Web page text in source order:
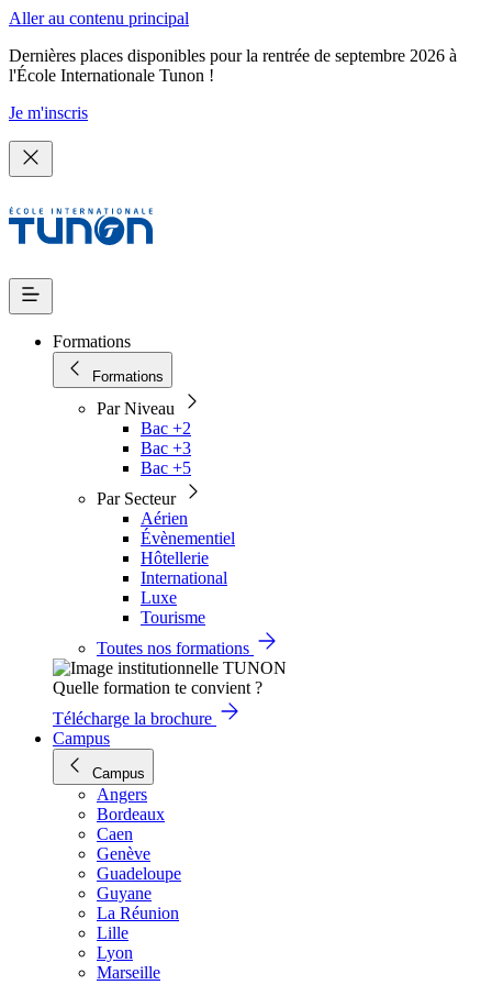
Aller au contenu principal
Dernières places disponibles pour la rentrée de septembre 2026 à
l'École Internationale Tunon !
Je m'inscris
Formations
Formations
Par Niveau
Bac +2
Bac +3
Bac +5
Par Secteur
Aérien
Évènementiel
Hôtellerie
International
Luxe
Tourisme
Toutes nos formations
Quelle formation te convient ?
Télécharge la brochure
Campus
Campus
Angers
Bordeaux
Caen
Genève
Guadeloupe
Guyane
La Réunion
Lille
Lyon
Marseille